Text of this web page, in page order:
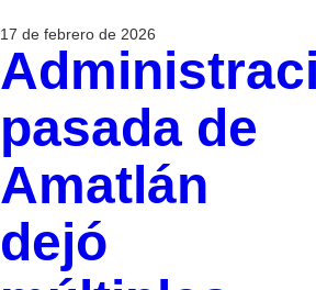
17 de febrero de 2026
pasada de
Amatlán
dejó